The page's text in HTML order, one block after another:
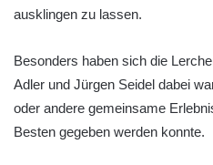
ausklingen zu lassen.
Besonders haben sich die
Adler und Jürgen Seidel dabei
oder andere gemeinsame
Besten gegeben werden konnte.